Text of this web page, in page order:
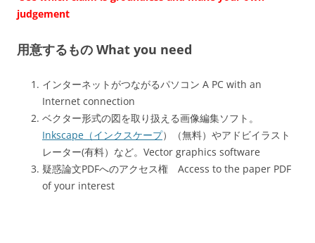
judgement
用意するもの What you need
インターネットがつながるパソコン A PC with an
Internet connection
ベクター形式の図を取り扱える画像編集ソフト。
Inkscape（インクスケープ）（無料）やアドビイラスト
レーター(有料）など。Vector graphics software
疑惑論文PDFへのアクセス権 Access to the paper PDF
of your interest